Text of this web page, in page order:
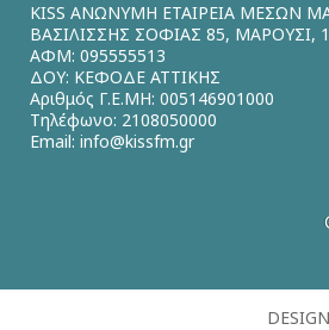
KISS ΑΝΩΝΥΜΗ ΕΤΑΙΡΕΙΑ ΜΕΣΩΝ
ΒΑΣΙΛΙΣΣΗΣ ΣΟΦΙΑΣ 85, ΜΑΡΟΥΣΙ,
ΑΦΜ: 095555513
ΔΟΥ: ΚΕΦΟΔΕ ΑΤΤΙΚΗΣ
Αριθμός Γ.Ε.ΜΗ: 005146901000
Τηλέφωνο: 2108050000
Email: info@kissfm.gr